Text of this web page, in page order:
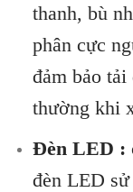
thanh, bù
phân cực
đảm bảo
thường khi
Đèn LED :
đèn LED